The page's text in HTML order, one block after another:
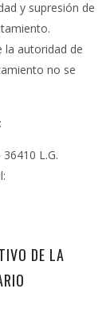
y supresión de
la autoridad de
no se
L.G.
DE LA